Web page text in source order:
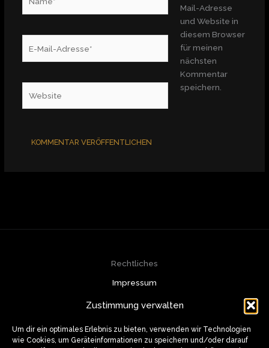
Zustimmung verwalten
Um dir ein optimales Erlebnis zu bieten, verwenden wir Technologien
wie Cookies, um Geräteinformationen zu speichern und/oder darauf
Mail-
Mail-Adresse
und Website in
diesem Browser
für meinen
nächsten
Kommentar
speichern.
Rechtliches
Impressum
Cookie-Richtlinie (EU)
Kontakt
info@muazzam.de